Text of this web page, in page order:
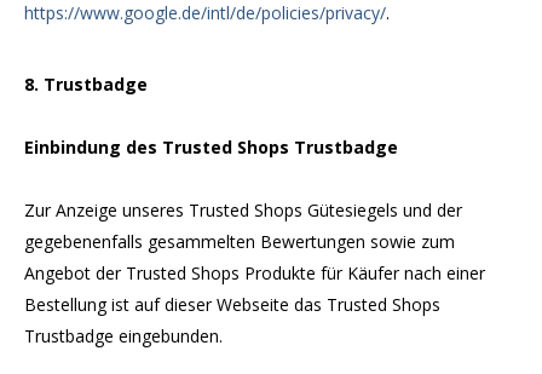
https://www.google.de/intl/de/policies/privacy/.
8. Trustbadge
Einbindung des Trusted Shops Trustbadge
Zur Anzeige unseres Trusted Shops Gütesiegels und der
gegebenenfalls gesammelten Bewertungen sowie zum
Angebot der Trusted Shops Produkte für Käufer nach einer
Bestellung ist auf dieser Webseite das Trusted Shops
Trustbadge eingebunden.